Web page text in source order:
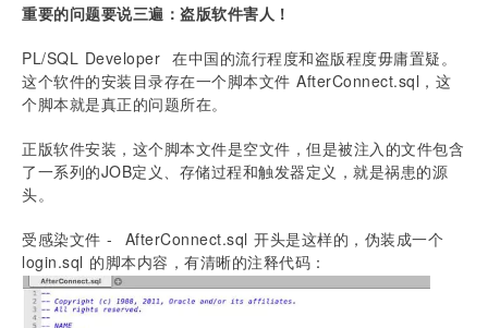
重要的问题要说三遍：盗版软件害人！
PL/SQL Developer  在中国的流行程度和盗版程度毋庸置疑。
这个软件的安装目录存在一个脚本文件 AfterConnect.sql，这
个脚本就是真正的问题所在。
正版软件安装，这个脚本文件是空文件，但是被注入的文件包含
了一系列的JOB定义、存储过程和触发器定义，就是祸患的源
头。
受感染文件 -  AfterConnect.sql 开头是这样的，伪装成一个
login.sql 的脚本内容，有清晰的注释代码：